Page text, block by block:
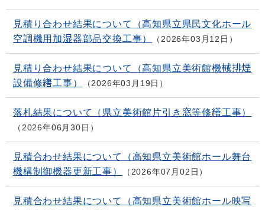
見積り合わせ結果について（高知県立県民文化ホール
空調機用加湿器部品交換工事）
2026年03月12日
見積り合わせ結果について（高知県立美術館機械排煙
設備修繕工事）
2026年03月19日
落札結果について（県立美術館片引き窓等修繕工事）
2026年06月30日
見積合わせ結果について（高知県立美術館ホール舞台
機構制御機器更新工事）
2026年07月02日
見積合わせ結果について（高知県立美術館ホール映写